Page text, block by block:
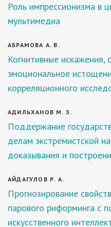
Роль импрессионизма в
мультимедиа
АБРАМОВА А. В.
Когнитивные искажения,
эмоциональное
корреляционного
АДИЛЬХАНОВ М. З.
Поддержание
делам экстремистской
доказывания и
АЙДАГУЛОВ Р. А.
Прогнозирование
парового риформинга с
искусственного